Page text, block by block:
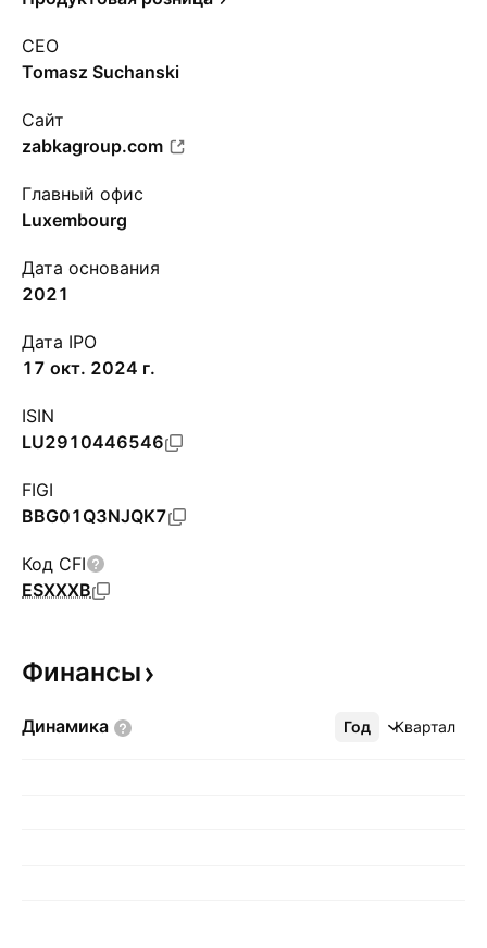
CEO
Tomasz Suchanski
Сайт
zabkagroup.com
Главный офис
Luxembourg
Дата основания
2021
Дата IPO
17 окт. 2024 г.
ISIN
LU2910446546
FIGI
BBG01Q3NJQK7
Код CFI
ESXXXB
Финансы
Динамика Год Квартал
Ещё